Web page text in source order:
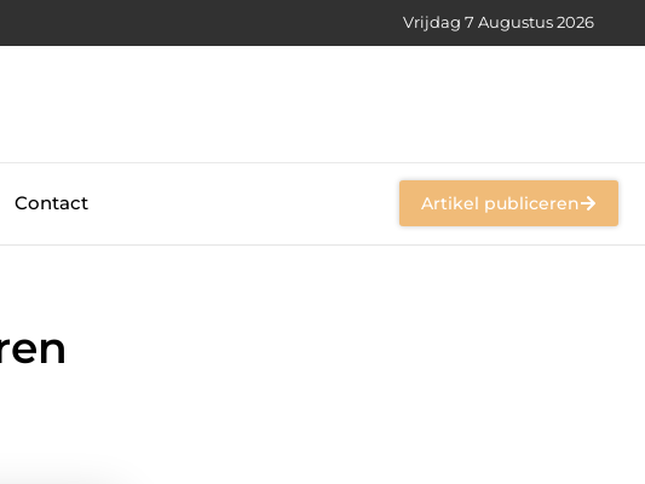
Vrijdag 7 Augustus 2026
Contact Artikel publiceren